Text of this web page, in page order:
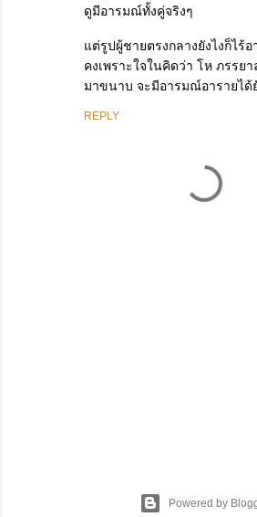
ดูมีอารมณ์ทั้งคู่จริงๆ
แต่รูปผู้ชายตรงกลางยังไงก็ไร้
คงเพราะใจในคิดว่า โห ภรรย
มาขนาบ จะมีอารมณ์อารายได้
REPLY
Powered by